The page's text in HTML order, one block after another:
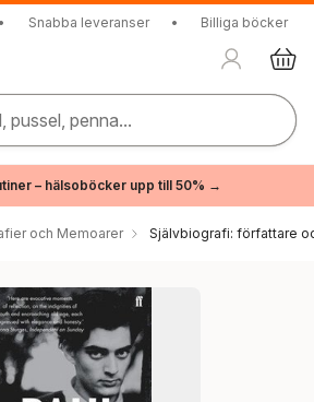
• Snabba leveranser • Billiga böcker
pussel, penna...
– hälsoböcker upp till 50% →
och Memoarer Självbiografi: författare